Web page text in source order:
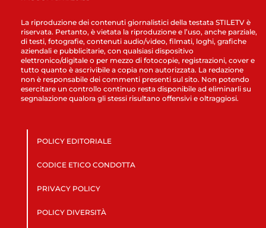
La riproduzione dei contenuti giornalistici della testata STILETV è
riservata. Pertanto, è vietata la riproduzione e l’uso, anche parziale,
di testi, fotografie, contenuti audio/video, filmati, loghi, grafiche
aziendali e pubblicitarie, con qualsiasi dispositivo
elettronico/digitale o per mezzo di fotocopie, registrazioni, cover e
tutto quanto è ascrivibile a copia non autorizzata. La redazione
non è responsabile dei commenti presenti sul sito. Non potendo
esercitare un controllo continuo resta disponibile ad eliminarli su
segnalazione qualora gli stessi risultano offensivi e oltraggiosi.
POLICY EDITORIALE
CODICE ETICO CONDOTTA
PRIVACY POLICY
POLICY DIVERSITÀ